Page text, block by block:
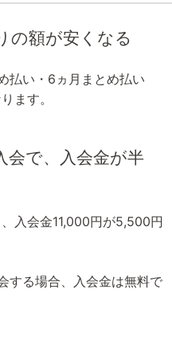
の額が安くなる
払い・6ヵ月まとめ払い
ます。
会で、入会金が半
入会金11,000円が5,500円
する場合、入会金は無料で